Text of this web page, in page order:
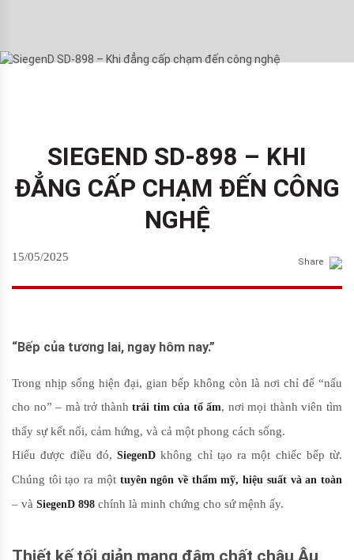
SIEGEND SD-898 – KHI
ĐẲNG CẤP CHẠM ĐẾN CÔNG
NGHỆ
15/05/2025 Share
“Bếp của tương lai, ngay hôm nay.”
Trong nhịp sống hiện đại, gian bếp không còn là nơi chỉ để “nấu
cho no” – mà trở thànhtrái tim của tổ ấm, nơi mọi thành viên tìm
thấy sự kết nối, cảm hứng, và cả một phong cách sống.
Hiểu được điều đó, SiegenD không chỉ tạo ra một chiếc bếp từ.
Chúng tôi tạo ra một tuyên ngôn về thẩm mỹ, hiệu suất và an toàn
– và SiegenD 898 chính là minh chứng cho sứ mệnh ấy.
Thiết kế tối giản mang đậm chất châu Âu